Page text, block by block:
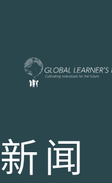
新闻